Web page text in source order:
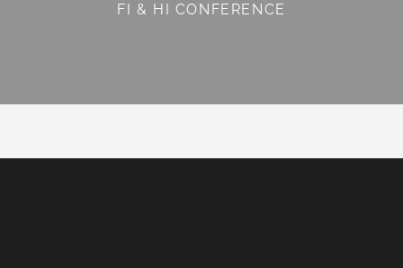
FI & HI CONFERENCE